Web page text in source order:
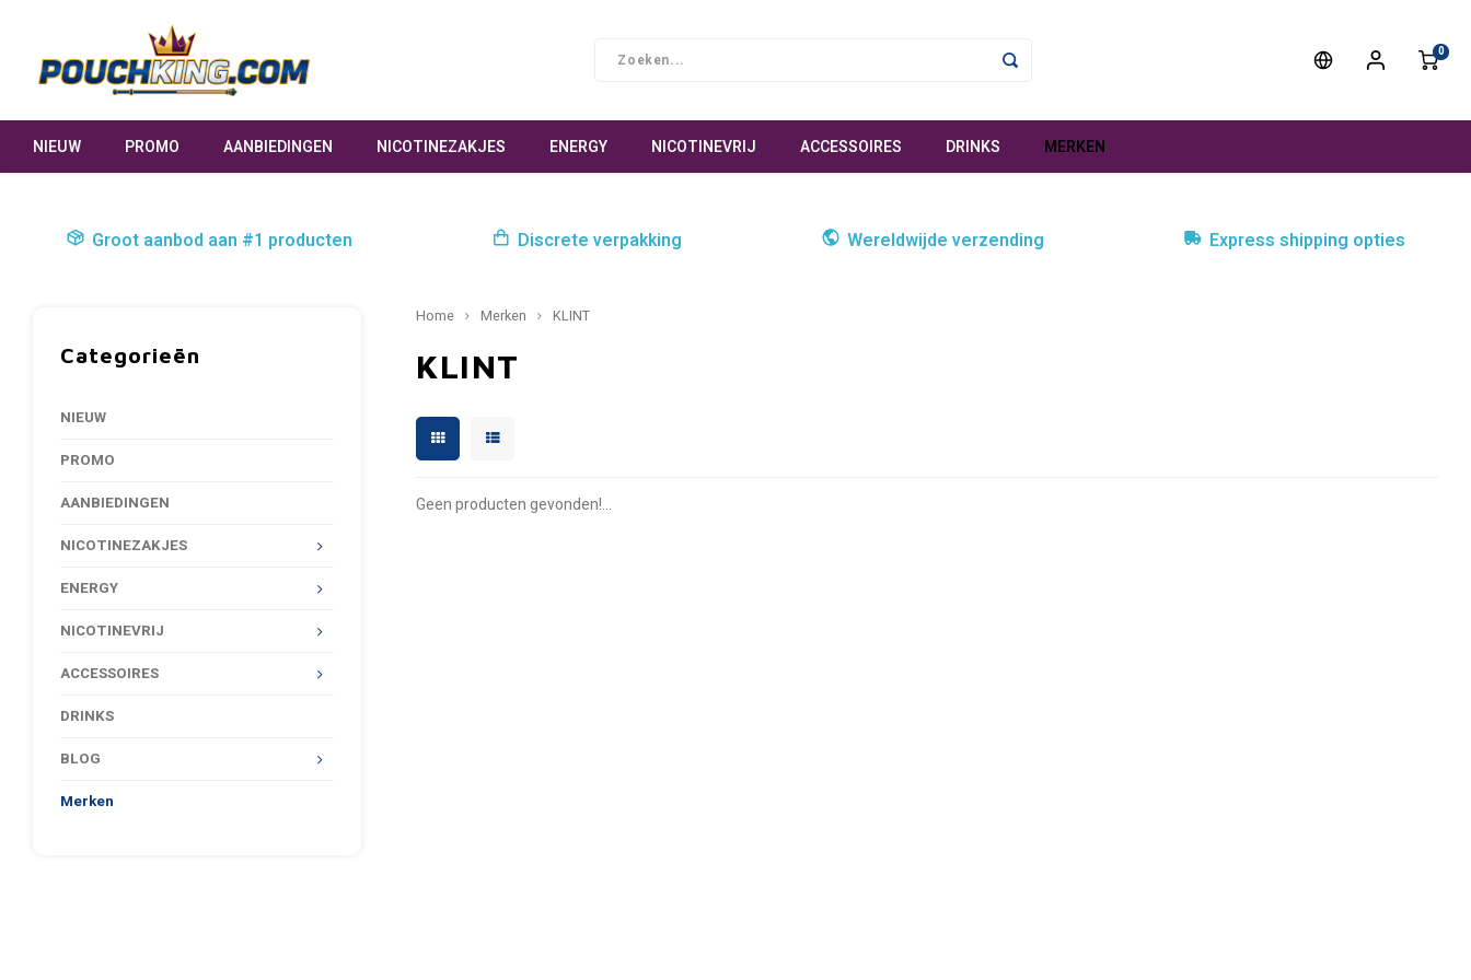
0
NIEUW PROMO AANBIEDINGEN NICOTINEZAKJES ENERGY NICOTINEVRIJ ACCESSOIRES DRINKS MERKEN
Groot aanbod aan #1 producten Discrete verpakking Wereldwijde verzending Express shipping opties
Categorieën
NIEUW
PROMO
AANBIEDINGEN
NICOTINEZAKJES
ENERGY
NICOTINEVRIJ
ACCESSOIRES
DRINKS
BLOG
Merken
Home Merken KLINT
KLINT
Geen producten gevonden!...